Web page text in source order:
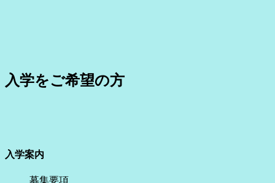
入学をご希望の方
入学案内
募集要項